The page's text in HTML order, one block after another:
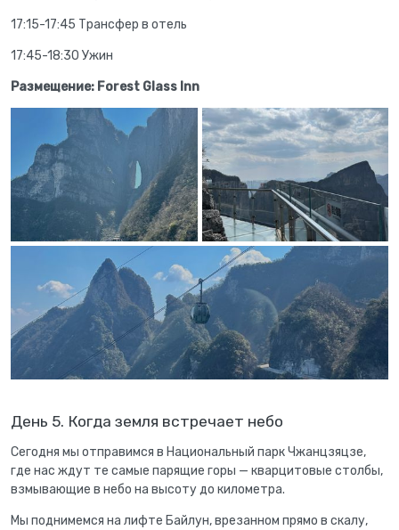
17:15-17:45 Трансфер в отель
17:45-18:30 Ужин
Размещение: Forest Glass Inn
День 5. Когда земля встречает небо
Сегодня мы отправимся в Национальный парк Чжанцзяцзе,
где нас ждут те самые парящие горы — кварцитовые столбы,
взмывающие в небо на высоту до километра.
Мы поднимемся на лифте Байлун, врезанном прямо в скалу,